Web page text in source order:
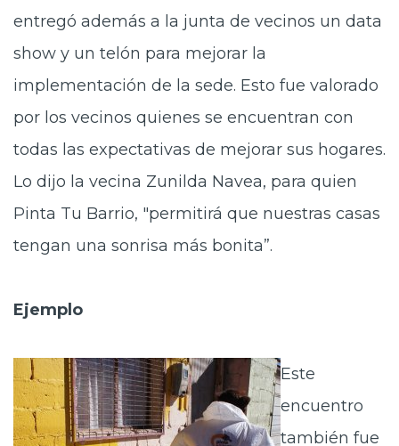
entregó además a la junta de vecinos un data
show y un telón para mejorar la
implementación de la sede. Esto fue valorado
por los vecinos quienes se encuentran con
todas las expectativas de mejorar sus hogares.
Lo dijo la vecina Zunilda Navea, para quien
Pinta Tu Barrio, "permitirá que nuestras casas
tengan una sonrisa más bonita”.
Ejemplo
Este
encuentro
también fue